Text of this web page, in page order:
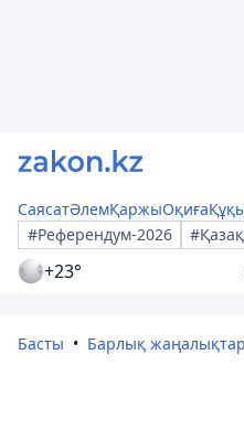
СаясатӘлемҚаржыОқиға
#Референдум-2026
+23°
Басты Барлық жаңалықтар